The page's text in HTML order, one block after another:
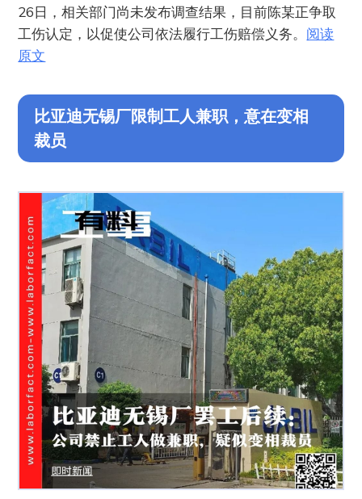
26日，相关部门尚未发布调查结果，目前陈某正争取
工伤认定，以促使公司依法履行工伤赔偿义务。 阅读
原文
比亚迪无锡厂限制工人兼职，意在变相
裁员